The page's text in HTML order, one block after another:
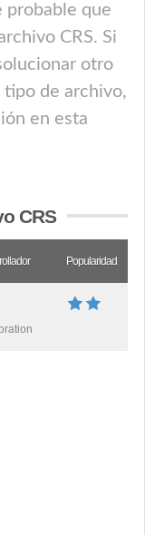
probable que
CRS. Si
otro
de archivo,
en esta
CRS
Popularidad